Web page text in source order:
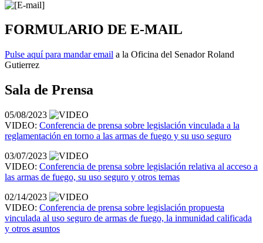
FORMULARIO DE E-MAIL
Pulse aquí para mandar email a la Oficina del Senador Roland
Gutierrez
Sala de Prensa
05/08/2023
VIDEO: Conferencia de prensa sobre legislación vinculada a la
reglamentación en torno a las armas de fuego y su uso seguro
03/07/2023
VIDEO: Conferencia de prensa sobre legislación relativa al acceso a
las armas de fuego, su uso seguro y otros temas
02/14/2023
VIDEO: Conferencia de prensa sobre legislación propuesta
vinculada al uso seguro de armas de fuego, la inmunidad calificada
y otros asuntos